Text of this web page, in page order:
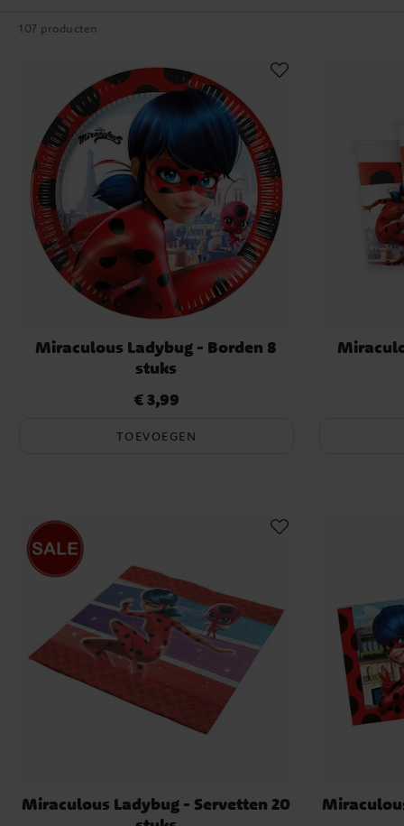
glinsterende accenten zorgen voor een betoverende sfeer in
voor een verjaardagstaart vol magie en
Geen Miraculous-feestje zonder spannende spelletjes! Een
hindernisparcours”, waarbij de kinderen hun superkrachten
balanceren als echte helden. Ook populair is het spel “Vang
volwassene ballonnen loslaat die de kwaadaardige Akuma
proberen ze te vangen voordat ze iemand in een
Met ons Miraculous Ladybug-thema wordt elk kinderfeestje
avontuur vol magie, actie en heldenmoed. Ontdek ons
en maak je klaar voor een feest vol
107 producten
Miraculous Ladybug - Borden 8
stuks
Prijs:€ 3,99
€ 3,99
TOEVOEGEN
Miraculous Ladybug - Servetten 20